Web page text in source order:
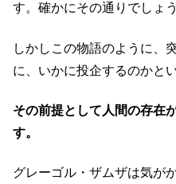
す。確かにその通りでしょう
しかしこの物語のように、
に、いかに投企するのかと
その前提として人間の存在
す。
グレーゴル・ザムザは気が